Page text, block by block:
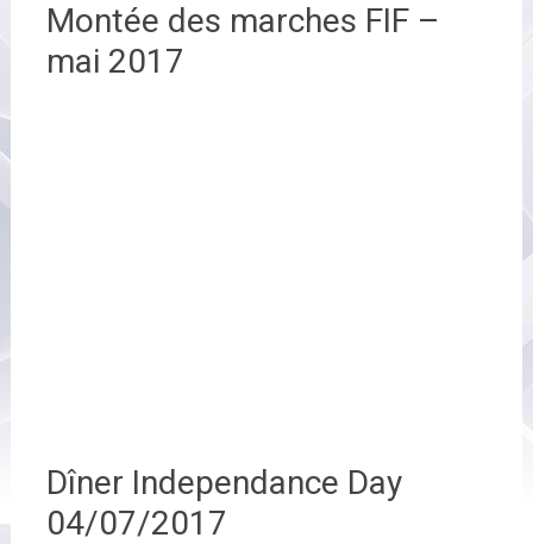
Montée des marches FIF –
mai 2017
Dîner Independance Day
04/07/2017